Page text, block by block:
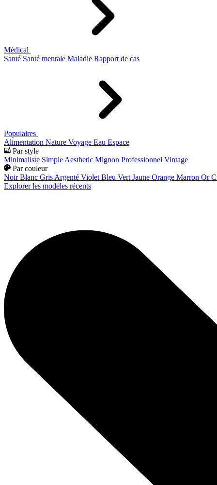
Médical
Santé Santé mentale Maladie Rapport de cas
Populaires
Alimentation Nature Voyage Eau Espace
Par style
Minimaliste Simple Aesthetic Mignon Professionnel Vintage
Par couleur
Noir Blanc Gris Argenté Violet Bleu Vert Jaune Orange Marron Or
Explorer les modèles récents